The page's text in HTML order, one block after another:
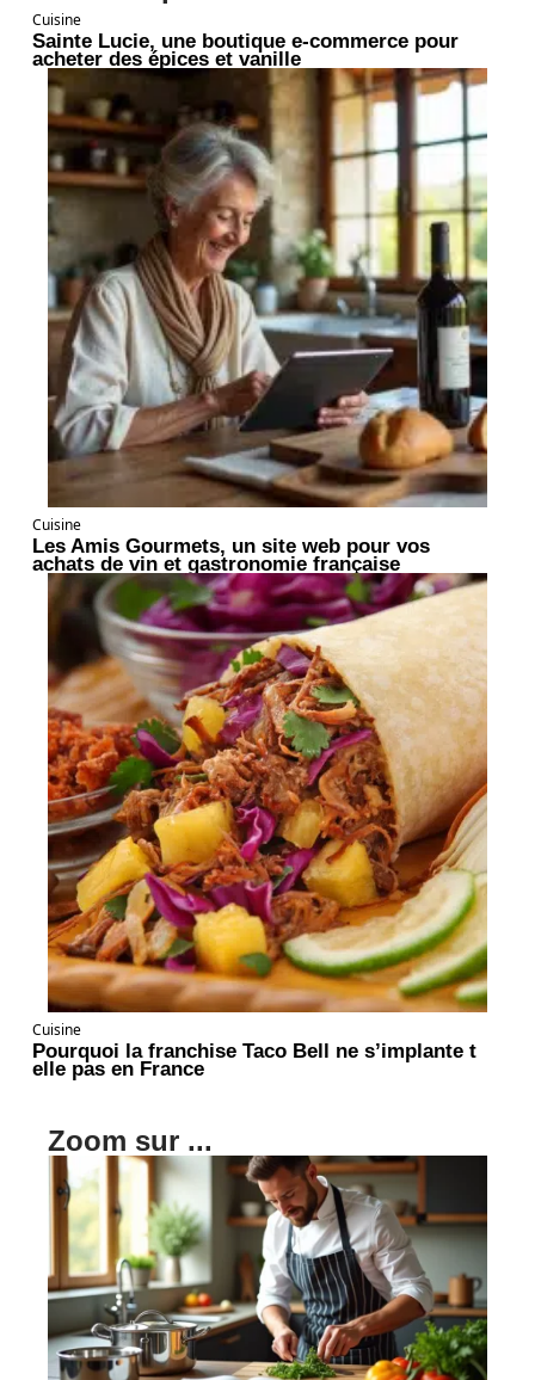
Cuisine
Sainte Lucie, une boutique e-commerce pour
acheter des épices et vanille
Cuisine
Les Amis Gourmets, un site web pour vos
achats de vin et gastronomie française
Cuisine
Pourquoi la franchise Taco Bell ne s’implante t
elle pas en France
Zoom sur ...